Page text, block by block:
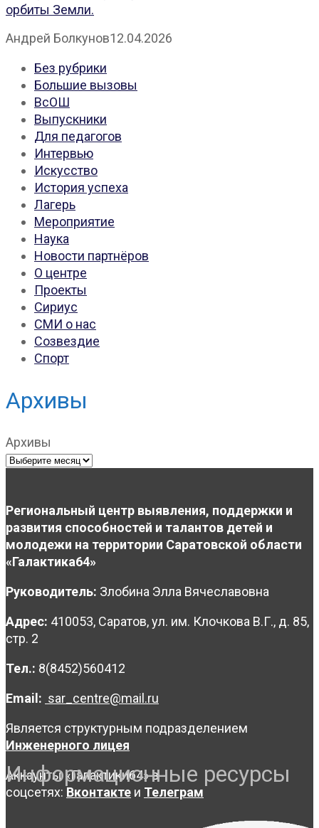
орбиты Земли.
Андрей Болкунов12.04.2026
Без рубрики
Большие вызовы
ВсОШ
Выпускники
Для педагогов
Интервью
Искусство
История успеха
Лагерь
Мероприятие
Наука
Новости партнёров
О центре
Проекты
Сириус
СМИ о нас
Созвездие
Спорт
Архивы
Архивы
Региональный центр выявления, поддержки и
развития способностей и талантов детей и
молодежи на территории Саратовской области
«Галактика64»
Руководитель: Злобина Элла Вячеславовна
Адрес: 410053, Саратов, ул. им. Клочкова В.Г., д. 85,
стр. 2
Тел.: 8(8452)560412
Email: sar_centre@mail.ru
Является структурным подразделением
Инженерного лицея
Аккаунты «Галактики64» в
соцсетях: Вконтакте и Телеграм
Информационные ресурсы